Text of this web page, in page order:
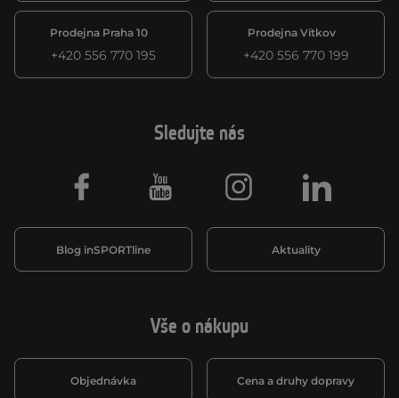
Prodejna Praha 10
+420 556 770 195
Prodejna Vítkov
+420 556 770 199
Vše o nákupu
Objednávka Cena a druhy dopravy
Sledujte nás
Blog inSPORTline Aktuality
Facebook Youtube Instagram LinkedIn